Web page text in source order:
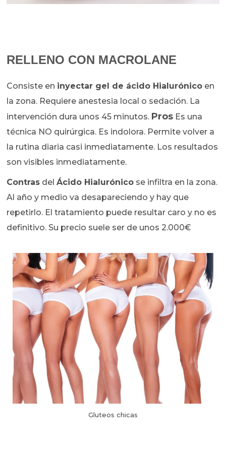
RELLENO CON MACROLANE
Consiste en inyectar gel de ácido Hialurónico en
la zona. Requiere anestesia local o sedación. La
intervención dura unos 45 minutos. Pros Es una
técnica NO quirúrgica. Es indolora. Permite volver a
la rutina diaria casi inmediatamente. Los resultados
son visibles inmediatamente.
Contras delÁcido Hialurónico se infiltra en la zona.
Al año y medio va desapareciendo y hay que
repetirlo. El tratamiento puede resultar caro y no es
definitivo. Su precio suele ser de unos 2.000€
Gluteos chicas